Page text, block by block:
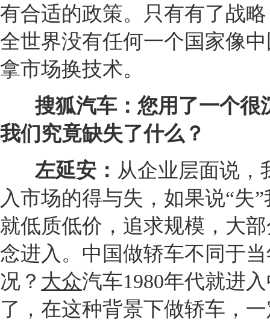
有合适的政策。只有有了战
全世界没有任何一个国家像
拿市场换技术。
搜狐汽车：您用了一个很
我们究竟缺失了什么？
左延安： 从企业层面说，
入市场的得与失，如果说“失
就低质低价，追求规模，大
念进入。中国做轿车不同于
况？ 大众汽车1980年代就进
了，在这种背景下做轿车，